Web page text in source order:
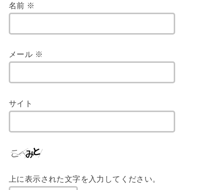
名前 ※
メール ※
サイト
上に表示された文字を入力してください。